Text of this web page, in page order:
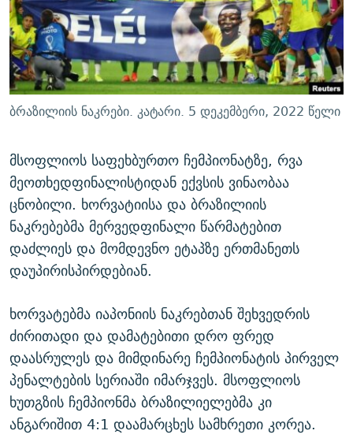
ᲛᲝᲚᲐᲞᲐᲠᲐᲙᲔ ᲢᲔᲥᲡᲢᲔᲑᲘ
ᲨᲘᲜ - ᲣᲪᲮᲝᲔᲗᲨᲘ
ᲚᲘᲢᲔᲠᲐᲢᲣᲠᲣᲚᲘ ᲬᲐᲮᲜᲐᲒᲔᲑᲘ
ᲐᲛᲔᲠᲘᲙᲣᲚᲘ ᲛᲝᲗᲮᲠᲝᲑᲐ
ᲩᲔᲛᲘ ᲡᲘᲙᲕᲓᲘᲚᲘᲡ ᲛᲘᲖᲔᲖᲘᲐ COVID-19
11 ᲬᲔᲚᲘ - 11 ᲐᲛᲑᲐᲕᲘ
ᲡᲐᲞᲐᲠᲚᲐᲛᲔᲜᲢᲝ ᲐᲠᲩᲔᲕᲜᲔᲑᲘᲡ ᲘᲡᲢᲝᲠᲘᲐ
ᲑᲐᲕᲨᲕᲔᲑᲘ ᲞᲠᲝᲡᲢᲘᲢᲣᲪᲘᲐᲨᲘ - ᲐᲛᲝᲣᲗᲥᲛᲔᲚᲘ ᲐᲛᲑᲐᲕᲘ
ᲐᲒᲕᲘᲡᲢᲝᲡ ᲝᲛᲘ
ПРИВЕТ ᲙᲣᲚᲢᲣᲠᲐ
ᲒᲐᲛᲝᲘᲬᲔᲠᲔ
რთე/რთ-ის ყველა საიტი
ბრაზილიის ნაკრები. კატარი. 5 დეკემბერი, 2022 წელი
მსოფლიოს საფეხბურთო ჩემპიონატზე, რვა
მეოთხედფინალისტიდან ექვსის ვინაობაა
ცნობილი. ხორვატიისა და ბრაზილიის
ნაკრებებმა მერვედფინალი წარმატებით
დაძლიეს და მომდევნო ეტაპზე ერთმანეთს
დაუპირისპირდებიან.
ხორვატებმა იაპონიის ნაკრებთან შეხვედრის
ძირითადი და დამატებითი დრო ფრედ
დაასრულეს და მიმდინარე ჩემპიონატის პირველ
პენალტების სერიაში იმარჯვეს. მსოფლიოს
ხუთგზის ჩემპიონმა ბრაზილიელებმა კი
ანგარიშით 4:1 დაამარცხეს სამხრეთი კორეა.